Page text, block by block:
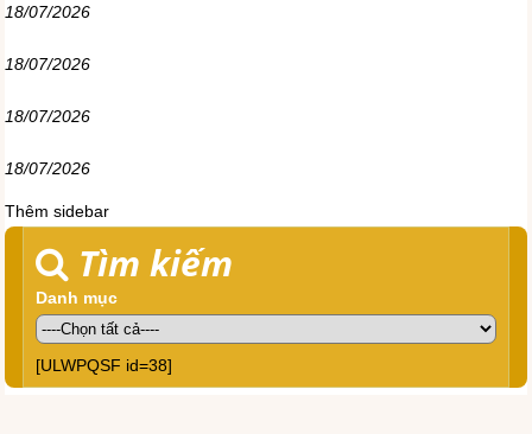
18/07/2026
18/07/2026
18/07/2026
18/07/2026
Thêm sidebar
Tìm kiếm
Danh mục
[ULWPQSF id=38]